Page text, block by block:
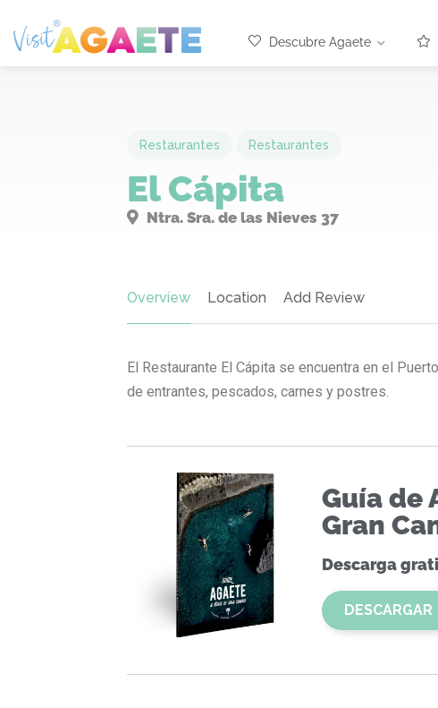
Descubre Agaete
Restaurantes Restaurantes
El Cápita
Ntra. Sra. de las Nieves 37
Overview Location Add Review
El Restaurante El Cápita se encuentra en el
de entrantes, pescados, carnes y postres.
Guía de
Gran
Descarga
DESCARGAR